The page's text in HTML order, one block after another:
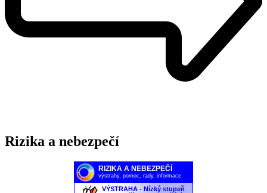
Rizika a nebezpečí